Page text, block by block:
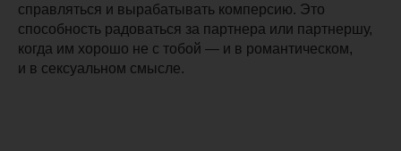
справляться и вырабатывать комперсию. Это
способность радоваться за партнера или партнершу,
когда им хорошо не с тобой — и в романтическом,
и в сексуальном смысле.